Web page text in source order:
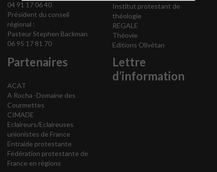
04 91 17 06 40
Président du conseil
régional :
Pasteur Stephen Backman
06 95 17 81 70
Institut protestant de
théologie
REGALE
Théovie
Editions Olivétan
Partenaires
ACAT
A Rocha -Domaine des
Courmettes
CIMADE
Eclaireurs/Eclaireuses
unionistes de France
Entraide protestante
Fédération protestante de
France en régions
Lettre
d’information